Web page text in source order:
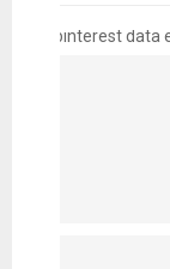
pinterest data